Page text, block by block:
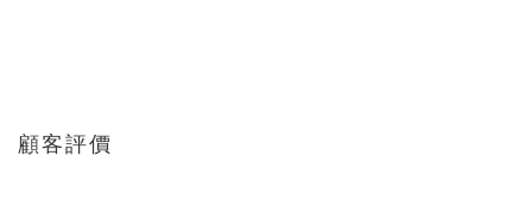
顧客評價